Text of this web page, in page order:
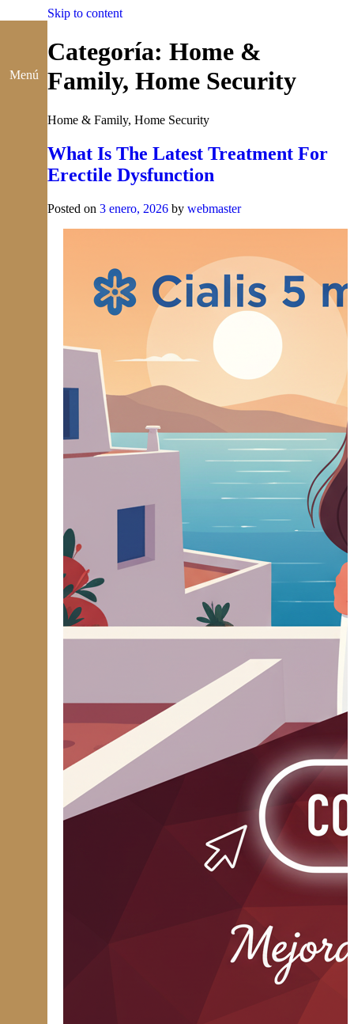
Skip to content
Menú
Categoría: Home &
Family, Home Security
Home & Family, Home Security
What Is The Latest Treatment For
Erectile Dysfunction
Posted on 3 enero, 2026 by webmaster